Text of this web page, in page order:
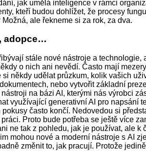
jak umělá inteligence v rámci
kteří budou dohlížet, že procesy
ale řekneme si za rok, za dva.
adopce…
stále nové nástroje a technologie,
o nich ani nevědí. Často mají
si někdy udělat průzkum, kolik vašich
nebo vytvořit základní
na bázi AI, kterými nás výrobci
využívající generativní AI pro napsání
často končí. Nedovedou si
Proto bude potřeba se ještě více
ne tak z pohledu, jak je používat, ale k
mohou nové a moderní nástroje s AI
změnit to, jak pracují. Protože